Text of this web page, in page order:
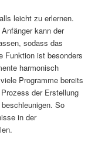
leicht zu erlernen.
kann der
sodass das
Funktion ist besonders
harmonisch
Programme bereits
der Erstellung
So
in der